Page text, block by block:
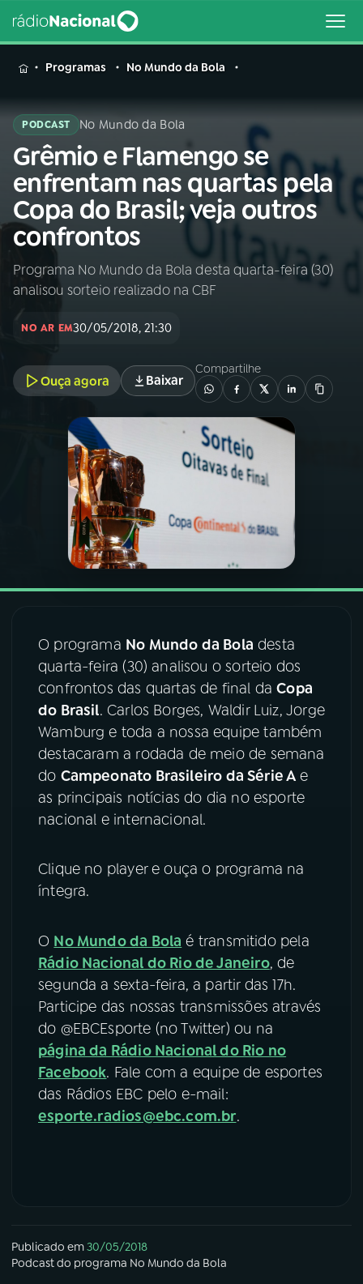
MENU
Buscar
na
Rádio
Nacional
Buscar
01INÍCIO
PROGRAMAS
PODCASTS
VIDEOCASTS
08 FESTIVAL DE MÚSICA
ACOMPANHE A RÁDIO NACIONAL
YouTube Facebook
Instagram X
Programas No Mundo da Bola
PODCAST No Mundo da Bola
Grêmio e Flamengo se
enfrentam nas quartas pela
Copa do Brasil; veja outros
confrontos
Programa No Mundo da Bola desta quarta-feira (30)
analisou sorteio realizado na CBF
NO AR EM30/05/2018, 21:30
Ouça agora Baixar
Compartilhe
O programa No Mundo da Bola desta
quarta-feira (30) analisou o sorteio dos
confrontos das quartas de final daCopa
do Brasil. Carlos Borges, Waldir Luiz, Jorge
Wamburg e toda a nossa equipe também
destacaram a rodada de meio de semana
do Campeonato Brasileiro da Série A e
as principais notícias do dia no esporte
nacional e internacional.
Clique no player e ouça o programa na
íntegra.
O No Mundo da Bola é transmitido pela
Rádio Nacional do Rio de Janeiro, de
segunda a sexta-feira, a partir das 17h.
Participe das nossas transmissões através
do @EBCEsporte (no Twitter) ou na
página da Rádio Nacional do Rio no
Facebook. Fale com a equipe de esportes
das Rádios EBC pelo e-mail:
esporte.radios@ebc.com.br.
Publicado em30/05/2018
Podcastdo programa No Mundo da Bola